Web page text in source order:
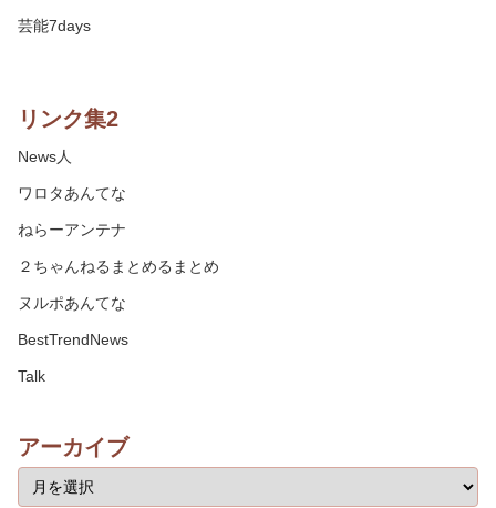
芸能7days
リンク集2
News人
ワロタあんてな
ねらーアンテナ
２ちゃんねるまとめるまとめ
ヌルポあんてな
BestTrendNews
Talk
アーカイブ